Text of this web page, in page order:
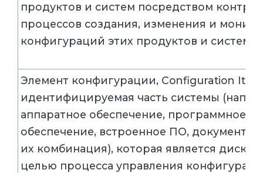
продуктов и систем посредством
процессов создания, изменения и
конфигураций этих продуктов и систем
Элемент конфигурации, Configuration Item
идентифицируемая часть системы
аппаратное обеспечение, программное
обеспечение, встроенное ПО,
их комбинация), которая является
целью процесса управления